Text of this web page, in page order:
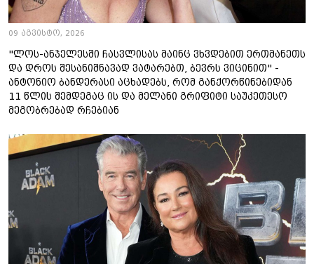
09 აგვისტო, 2026
"ლოს-ანჯელესში ჩასვლისას მაინც ვხვდებით ერთმანეთს
და დროს შესანიშნავად ვატარებთ, ბევრს ვიცინით" -
ანტონიო ბანდერასი აცხადებს, რომ განქორწინებიდან
11 წლის შემდეგაც ის და მელანი გრიფიტი საუკეთესო
მეგობრებად რჩებიან